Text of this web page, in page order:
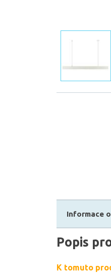
Informace
Popis
K tomuto